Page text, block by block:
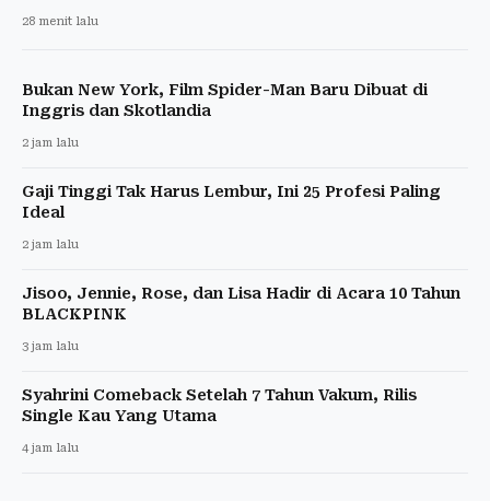
28 menit lalu
Bukan New York, Film Spider-Man Baru Dibuat di
Inggris dan Skotlandia
2 jam lalu
Gaji Tinggi Tak Harus Lembur, Ini 25 Profesi Paling
Ideal
2 jam lalu
Jisoo, Jennie, Rose, dan Lisa Hadir di Acara 10 Tahun
BLACKPINK
3 jam lalu
Syahrini Comeback Setelah 7 Tahun Vakum, Rilis
Single Kau Yang Utama
4 jam lalu